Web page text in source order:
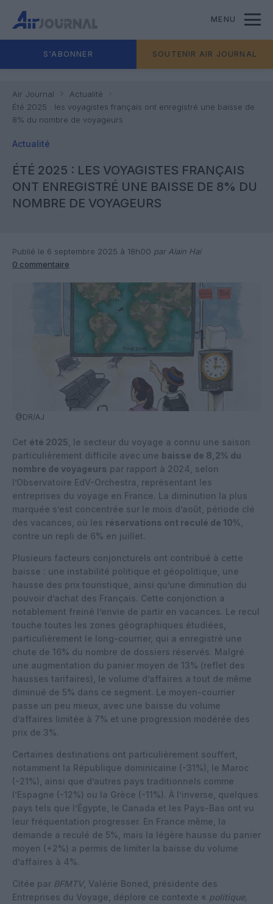
MENU
S'ABONNER SOUTENIR AIR JOURNAL
Air Journal
Actualité
Été 2025 : les voyagistes français ont enregistré une baisse de
8% du nombre de voyageurs
Actualité
ÉTÉ 2025 : LES VOYAGISTES FRANÇAIS
ONT ENREGISTRÉ UNE BAISSE DE 8% DU
NOMBRE DE VOYAGEURS
Publié le 6 septembre 2025 à 18h00 par Alain Hai
0 commentaire
@DR/AJ
Cet été 2025 , le secteur du voyage a connu une saison
particulièrement difficile avec une baisse de 8,2% du
nombre de voyageurs par rapport à 2024, selon
l’Observatoire EdV-Orchestra, représentant les
entreprises du voyage en France. La diminution la plus
marquée s’est concentrée sur le mois d’août, période clé
des vacances, où les réservations ont reculé de 10%
contre un repli de 6% en juillet.
Plusieurs facteurs conjoncturels ont contribué à cette
baisse : une instabilité politique et géopolitique, une
hausse des prix touristique, ainsi qu’une diminution du
pouvoir d’achat des Français. Cette conjonction a
notablement freiné l’envie de partir en vacances. Le recul
touche toutes les zones géographiques étudiées,
particulièrement le long-courrier, qui a enregistré une
chute de 16% du nombre de dossiers réservés. Malgré
une augmentation du panier moyen de 13% (reflet des
hausses tarifaires), le volume d’affaires a tout de même
diminué de 5% dans ce segment. Le moyen-courrier
passe un peu mieux, avec une baisse du volume
d’affaires limitée à 7% et une progression modérée des
prix de 3%.
Certaines destinations ont particulièrement souffert,
notamment la République dominicaine (-31%), le Maroc
(-21%), ainsi que d’autres pays traditionnels comme
l’Espagne (-12%) ou la Grèce (-11%). À l’inverse, quelques
pays tels que l’Égypte, le Canada et les Pays-Bas ont vu
leur fréquentation progresser. En France même, la
demande a reculé de 5%, mais la légère hausse du panier
moyen (+2%) a permis de limiter la baisse du volume
d’affaires à 4%.
Citée par BFMTV, Valérie Boned, présidente des
Entreprises du Voyage, déplore ce contexte « politique,